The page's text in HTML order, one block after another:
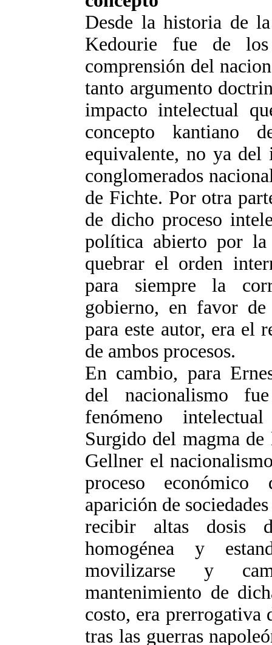
Desde la historia de
Kedourie fue de
comprensión del
tanto argumento
impacto intelectual
concepto kantiano
equivalente, no ya del
conglomerados
de Fichte. Por otra
de dicho proceso
política abierto por la
quebrar el orden
para siempre la
gobierno, en favor
para este autor, era el
de ambos procesos.
En cambio, para
del nacionalismo
fenómeno
Surgido del magma
Gellner el
proceso
aparición de
recibir altas dosis
homogénea y
movilizarse y
mantenimiento de
costo, era prerrogativa
tras las guerras